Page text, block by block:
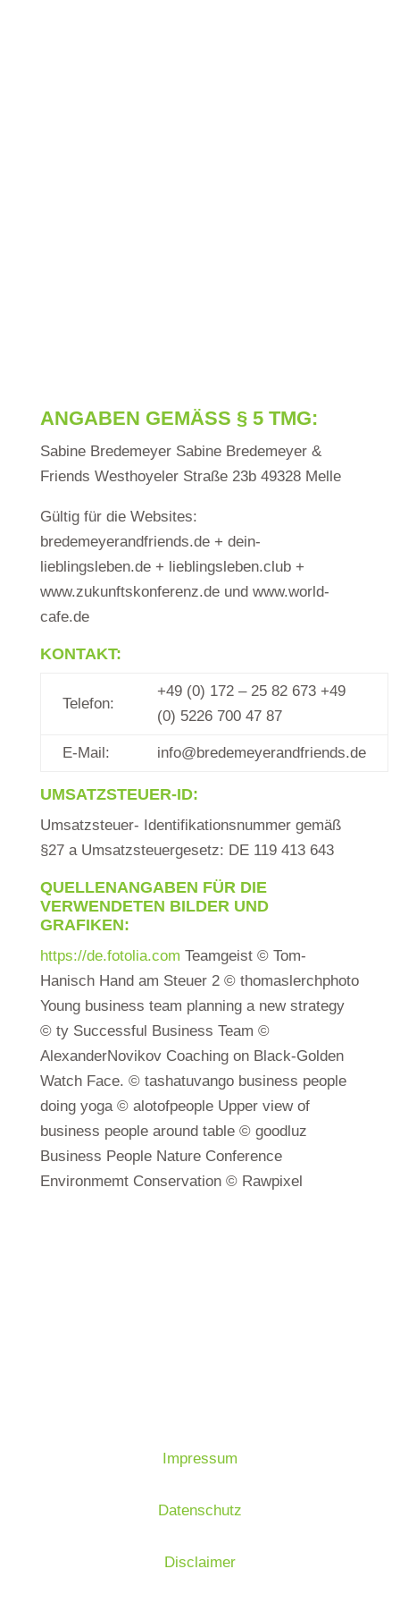
ANGABEN GEMÄSS § 5 TMG:
Sabine Bredemeyer Sabine Bredemeyer &
Friends Westhoyeler Straße 23b 49328 Melle
Gültig für die Websites:
bredemeyerandfriends.de + dein-
lieblingsleben.de + lieblingsleben.club +
www.zukunftskonferenz.de und www.world-
cafe.de
KONTAKT:
Telefon:
+49 (0) 172 – 25 82 673 +49
(0) 5226 700 47 87
E-Mail: info@bredemeyerandfriends.de
UMSATZSTEUER-ID:
Umsatzsteuer- Identifikationsnummer gemäß
§27 a Umsatzsteuergesetz: DE 119 413 643
QUELLENANGABEN FÜR DIE
VERWENDETEN BILDER UND
GRAFIKEN:
https://de.fotolia.com Teamgeist © Tom-
Hanisch Hand am Steuer 2 © thomaslerchphoto
Young business team planning a new strategy
© ty Successful Business Team ©
AlexanderNovikov Coaching on Black-Golden
Watch Face. © tashatuvango business people
doing yoga © alotofpeople Upper view of
business people around table © goodluz
Business People Nature Conference
Environmemt Conservation © Rawpixel
Impressum
Datenschutz
Disclaimer